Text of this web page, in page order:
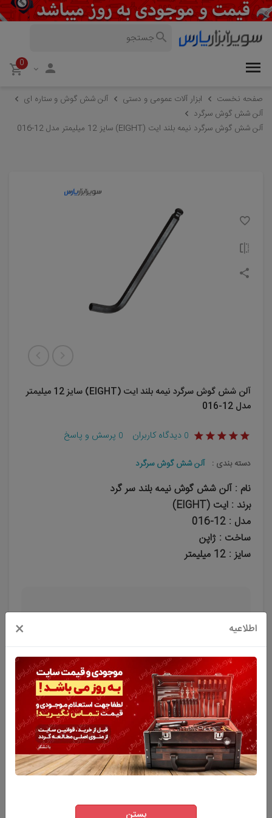
0
صفحه نخست ابزار آلات عمومی و دستی
آلن شش گوش و ستاره ای
آلن شش گوش سرگرد
آلن شش گوش سرگرد نیمه بلند ایت (EIGHT) سایز 12 میلیمتر مدل 12-016
آلن شش گوش سرگرد نیمه بلند ایت (EIGHT) سایز 12 میلیمتر
مدل 12-016
0 دیدگاه کاربران 0 پرسش و پاسخ
دسته بندی : آلن شش گوش سرگرد
نام : آلن شش گوش نیمه بلند سر گرد
برند : ایت (EIGHT)
مدل : 12-016
ساخت : ژاپن
سایز : 12 میلیمتر
توضیحات
ویژگی های اصلی محصول
اطلاعیه ×